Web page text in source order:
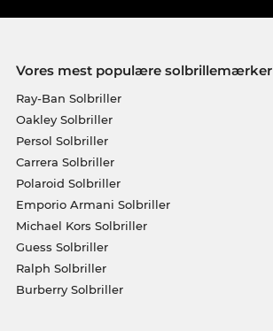
Vores mest populære solbrillemærker
Ray-Ban Solbriller
Oakley Solbriller
Persol Solbriller
Carrera Solbriller
Polaroid Solbriller
Emporio Armani Solbriller
Michael Kors Solbriller
Guess Solbriller
Ralph Solbriller
Burberry Solbriller